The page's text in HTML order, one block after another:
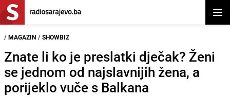
/ MAGAZIN / SHOWBIZ
Znate li ko je preslatki dječak? Ženi
se jednom od najslavnijih žena, a
porijeklo vuče s Balkana